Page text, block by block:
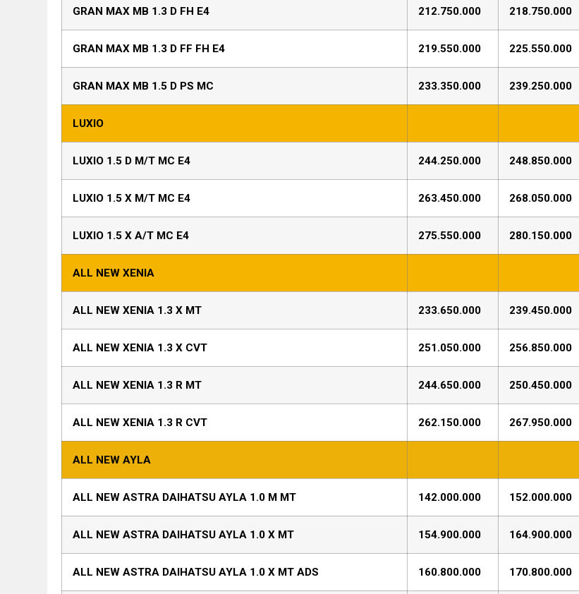
GRAN MAX MB 1.3 D FH E4 212.750.000 218.750.000
GRAN MAX MB 1.3 D FF FH E4 219.550.000 225.550.000
GRAN MAX MB 1.5 D PS MC 233.350.000 239.250.000
LUXIO
LUXIO 1.5 D M/T MC E4 244.250.000 248.850.000
LUXIO 1.5 X M/T MC E4 263.450.000 268.050.000
LUXIO 1.5 X A/T MC E4 275.550.000 280.150.000
ALL NEW XENIA
ALL NEW XENIA 1.3 X MT 233.650.000 239.450.000
ALL NEW XENIA 1.3 X CVT 251.050.000 256.850.000
ALL NEW XENIA 1.3 R MT 244.650.000 250.450.000
ALL NEW XENIA 1.3 R CVT 262.150.000 267.950.000
ALL NEW AYLA
ALL NEW ASTRA DAIHATSU AYLA 1.0 M MT 142.000.000 152.000.000
ALL NEW ASTRA DAIHATSU AYLA 1.0 X MT 154.900.000 164.900.000
ALL NEW ASTRA DAIHATSU AYLA 1.0 X MT ADS 160.800.000 170.800.000